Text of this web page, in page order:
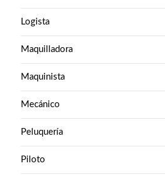
Logista
Maquilladora
Maquinista
Mecánico
Peluquería
Piloto